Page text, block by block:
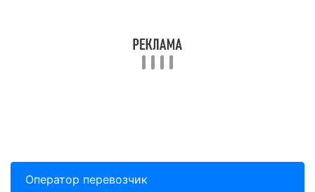
Оператор перевозчик